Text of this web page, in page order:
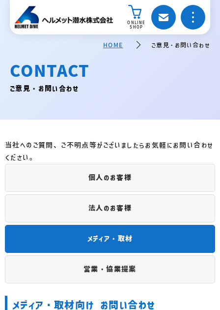
ONLINE
SHOP
CONTACT
ご意見・お問い合わせ
HOME ご意見・お問い合わせ
当社へのご質問、ご不明点等がございましたらお気軽にお問い合わせ
ください。
個人のお客様
法人のお客様
メディア・取材
営業・協業提案
メディア・取材向け お問い合わせ